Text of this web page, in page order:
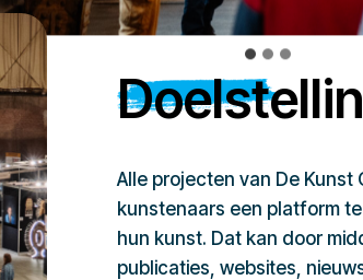
Alle projecten van De Kunst
kunstenaars een platform
hun kunst. Dat kan door
publicaties, websites,